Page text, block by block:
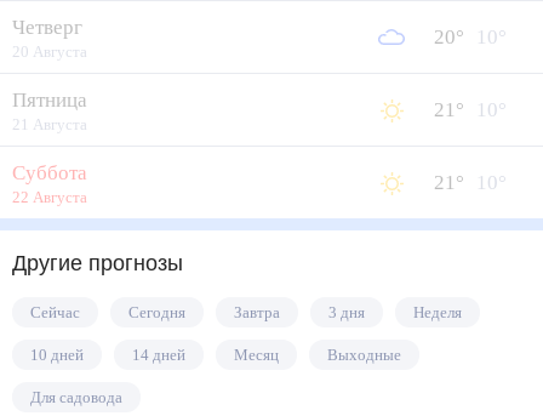
Четверг
20 Августа
20° 10°
Пятница
21 Августа
21° 10°
Суббота
22 Августа
21° 10°
Другие прогнозы
Сейчас Сегодня Завтра 3 дня Неделя
10 дней 14 дней Месяц Выходные
Для садовода